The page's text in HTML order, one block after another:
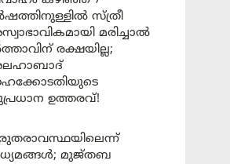
സ്ത്രീ
മരിച്ചാൽ
രക്ഷയില്ല;
ഉത്തരവ്!
മുജ്തബ